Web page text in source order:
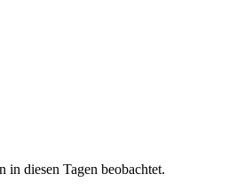
diesen Tagen beobachtet.